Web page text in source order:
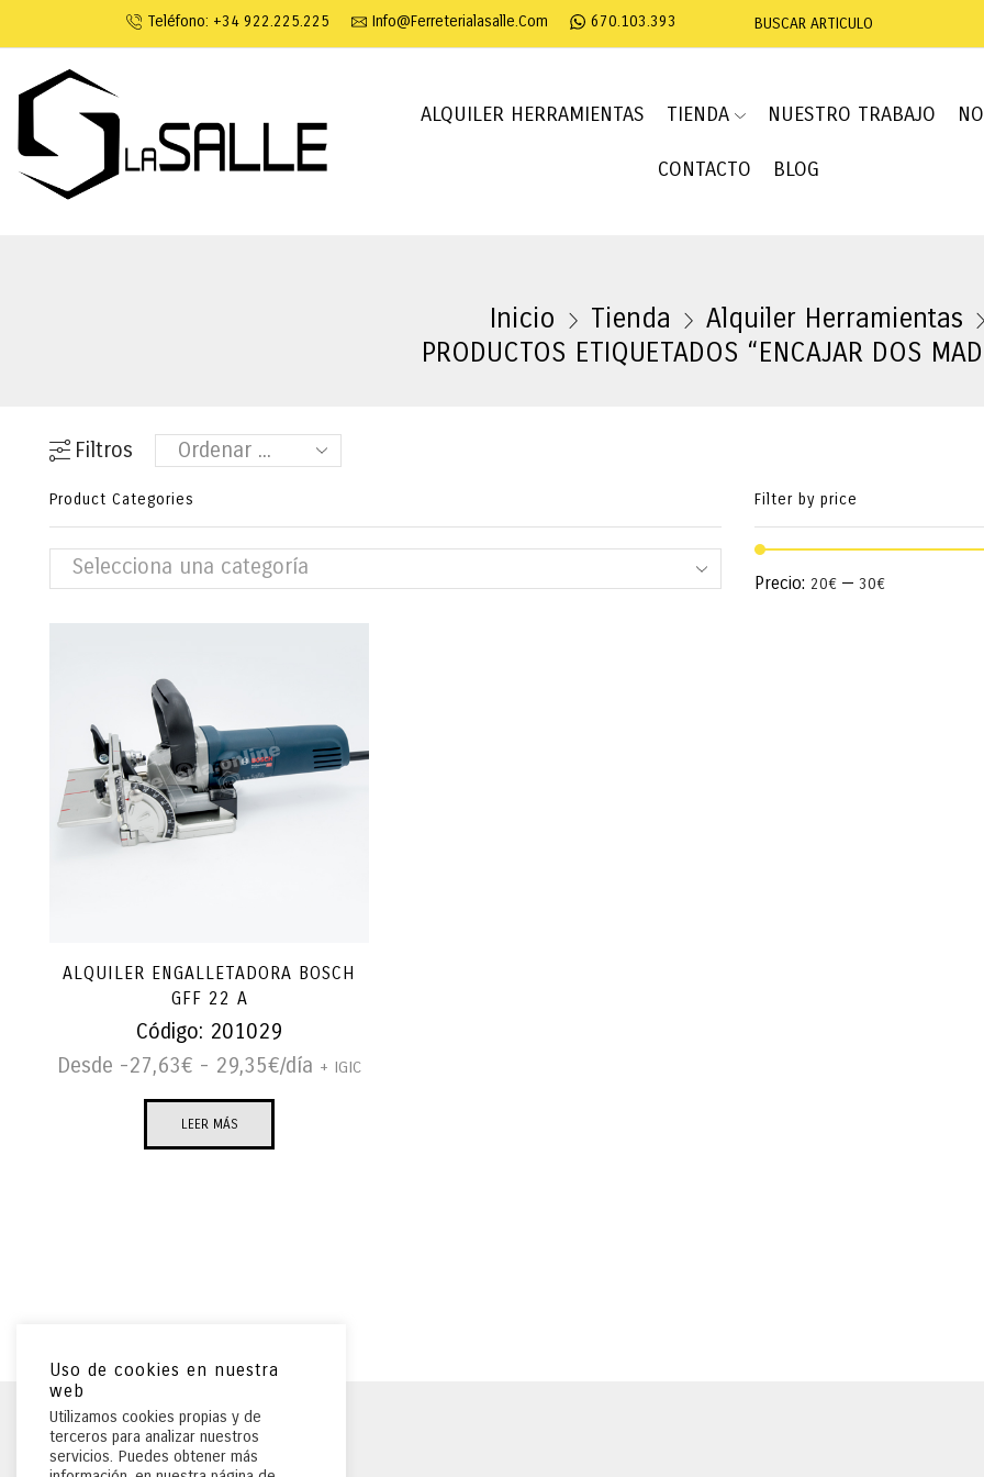
Teléfono: +34 922.225.225 Info@ferreterialasalle.com 670.103.393 BUSCAR ARTÍCULO
ALQUILER HERRAMIENTAS TIENDA NUESTRO TRABAJO
CONTACTO BLOG
Inicio Tienda
Alquiler Herramientas
PRODUCTOS ETIQUETADOS “ENCAJAR DOS
Filtros
Product Categories
Selecciona una categoría
Filter by price
Precio: 20€ — 30€
ALQUILER ENGALLETADORA BOSCH
GFF 22 A
Código: 201029
Desde -27,63€ - 29,35€/día + IGIC
LEER MÁS
Uso de cookies en nuestra
web
Utilizamos cookies propias y de
terceros para analizar nuestros
servicios. Puedes obtener más